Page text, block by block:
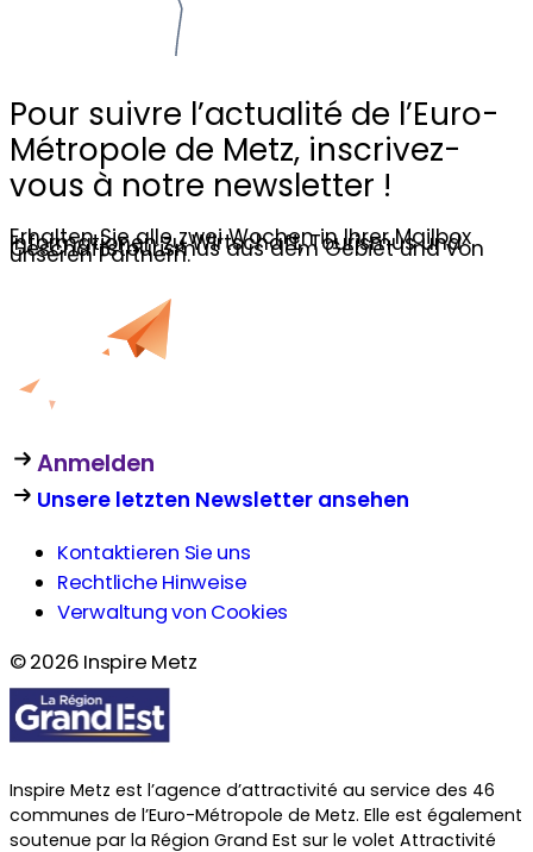
Pour suivre l’actualité de l’Euro-
Métropole de Metz, inscrivez-
vous à notre newsletter !
Erhalten Sie alle zwei Wochen in Ihrer Mailbox
Informationen zu Wirtschaft, Tourismus und
Geschäftstourismus aus dem Gebiet und von
unseren Partnern.
Anmelden
Unsere letzten Newsletter ansehen
Kontaktieren Sie uns
Rechtliche Hinweise
Verwaltung von Cookies
© 2026 Inspire Metz
Inspire Metz est l’agence d’attractivité au service des 46
communes de l’Euro-Métropole de Metz. Elle est également
soutenue par la Région Grand Est sur le volet Attractivité